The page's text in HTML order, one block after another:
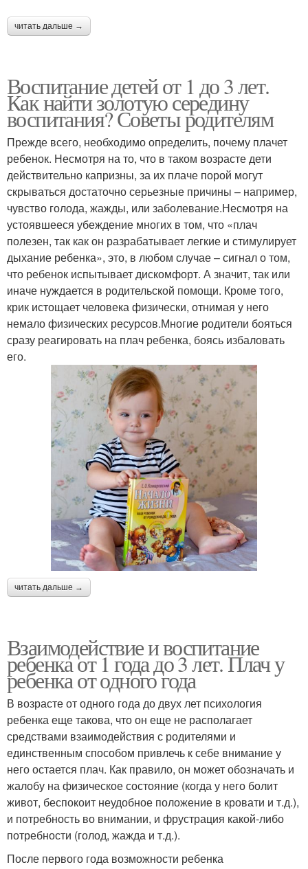
читать дальше →
Воспитание детей от 1 до 3 лет.
Как найти золотую середину
воспитания? Советы родителям
Прежде всего, необходимо определить, почему плачет
ребенок. Несмотря на то, что в таком возрасте дети
действительно капризны, за их плаче порой могут
скрываться достаточно серьезные причины – например,
чувство голода, жажды, или заболевание.Несмотря на
устоявшееся убеждение многих в том, что «плач
полезен, так как он разрабатывает легкие и стимулирует
дыхание ребенка», это, в любом случае – сигнал о том,
что ребенок испытывает дискомфорт. А значит, так или
иначе нуждается в родительской помощи. Кроме того,
крик истощает человека физически, отнимая у него
немало физических ресурсов.Многие родители бояться
сразу реагировать на плач ребенка, боясь избаловать
его.
читать дальше →
Взаимодействие и воспитание
ребенка от 1 года до 3 лет. Плач у
ребенка от одного года
В возрасте от одного года до двух лет психология
ребенка еще такова, что он еще не располагает
средствами взаимодействия с родителями и
единственным способом привлечь к себе внимание у
него остается плач. Как правило, он может обозначать и
жалобу на физическое состояние (когда у него болит
живот, беспокоит неудобное положение в кровати и т.д.),
и потребность во внимании, и фрустрация какой-либо
потребности (голод, жажда и т.д.).
После первого года возможности ребенка